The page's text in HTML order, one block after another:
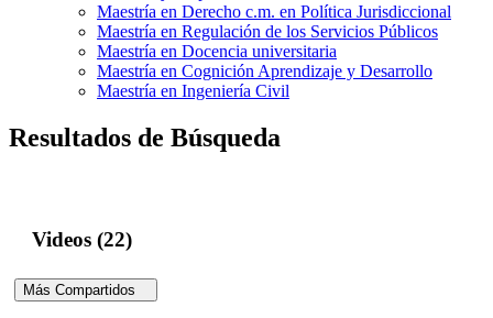
Maestría en Derecho c.m. en Política Jurisdiccional
Maestría en Regulación de los Servicios Públicos
Maestría en Docencia universitaria
Maestría en Cognición Aprendizaje y Desarrollo
Maestría en Ingeniería Civil
Resultados de Búsqueda
Videos (22)
Más Compartidos